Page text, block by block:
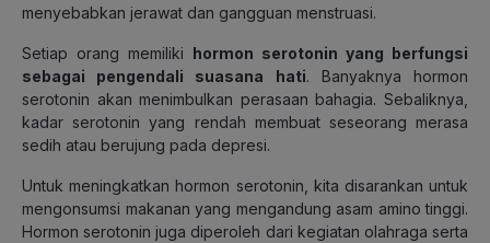
menyebabkan jerawat dan gangguan menstruasi.
Setiap orang memiliki hormon serotonin yang berfungsi
sebagai pengendali suasana hati. Banyaknya hormon
serotonin akan menimbulkan perasaan bahagia. Sebaliknya,
kadar serotonin yang rendah membuat seseorang merasa
sedih atau berujung pada depresi.
Untuk meningkatkan hormon serotonin, kita disarankan untuk
mengonsumsi makanan yang mengandung asam amino tinggi.
Hormon serotonin juga diperoleh dari kegiatan olahraga serta